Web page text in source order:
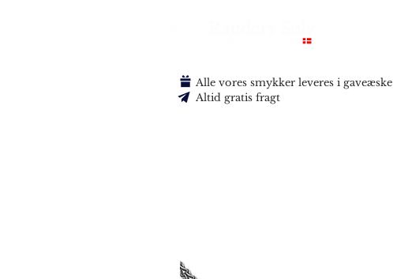
Alle vores smykker leveres i gaveæske
Altid gratis fragt